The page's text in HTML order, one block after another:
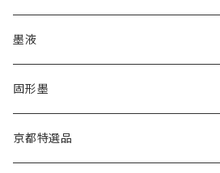
高誠堂
あかしや
かな用
高誠堂
あかしや
漢字用
半紙
半切
かな用
半紙
墨液
漢字用
かな用
固形墨
漢字用
京都特選品